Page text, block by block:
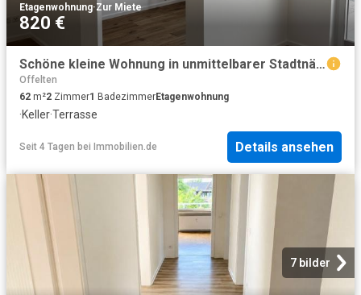
Etagenwohnung·Zur Miete
820 €
Schöne kleine Wohnung in unmittelbarer Stadtnähe
Offelten
62 m²2 Zimmer1 BadezimmerEtagenwohnung
·Keller·Terrasse
Seit 4 Tagen bei Immobilien.de Details ansehen
7 bilder